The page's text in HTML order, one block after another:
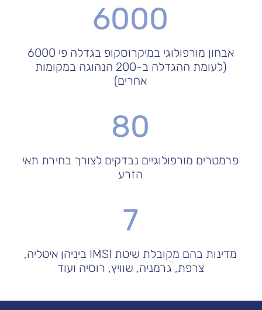
6000
אבחון מורפולוגי במיקרוסקופ בגדלה פי 6000
(לעומת ההגדלה ב-200 הנהוגה במקומות
אחרים)
80
פרמטרים מורפולוגיים נבדקים לצורך בחירת תאי
הזרע
7
מדינות בהם מקובלת שיטת IMSI ביניהן איטליה,
צרפת, גרמניה, שוויץ, רוסיה ועוד